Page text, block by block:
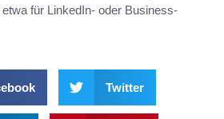
für LinkedIn- oder Business-
Twitter